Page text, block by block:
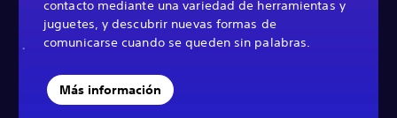
contacto mediante una variedad de herramientas y
juguetes, y descubrir nuevas formas de
comunicarse cuando se queden sin palabras.
Más información